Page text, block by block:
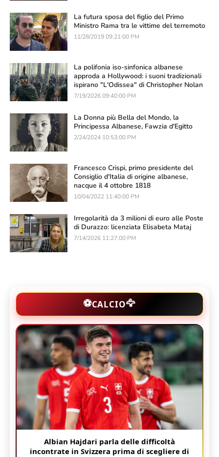
La futura sposa del figlio del Primo
Ministro Rama tra le vittime del terremoto
11/28/2019 09:21:00 PM
La polifonia iso-sinfonica albanese
approda a Hollywood: i suoni tradizionali
ispirano "L'Odissea" di Christopher Nolan
7/19/2026 09:40:00 PM
La Donna più Bella del Mondo, la
Principessa Albanese, Fawzia d'Egitto
2/24/2024 10:53:00 PM
Francesco Crispi, primo presidente del
Consiglio d'Italia di origine albanese,
nacque il 4 ottobre 1818
10/04/2022 11:40:00 PM
Irregolarità da 3 milioni di euro alle Poste
di Durazzo: licenziata Elisabeta Mataj
7/14/2026 11:27:00 PM
⚽CALCIO🦅
Albian Hajdari parla delle difficoltà
incontrate in Svizzera prima di scegliere di